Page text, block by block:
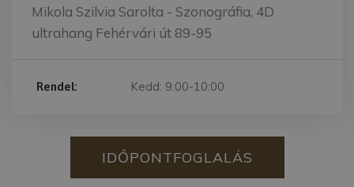
Mikola Szilvia Sarolta - Szonográfia, 4D
ultrahang Fehérvári út 89-95
Rendel: Kedd: 9:00-10:00
IDŐPONTFOGLALÁS